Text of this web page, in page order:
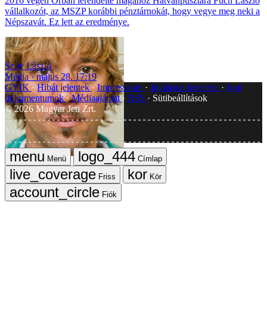
vállalkozót, az MSZP korábbi pénztárnokát, hogy vegye meg neki a
Népszavát. Ez lett az eredménye.
Szily László
Média
május 28. 17:19
GYIK Hibát jelentek Impresszum Javítások kezelése
Jogi
dokumentumok Médiaajánlat RSS
Sütibeállítások
©2026Magyar Jeti Zrt.
Vége
Menü
Címlap
Friss
Kör
Fiók